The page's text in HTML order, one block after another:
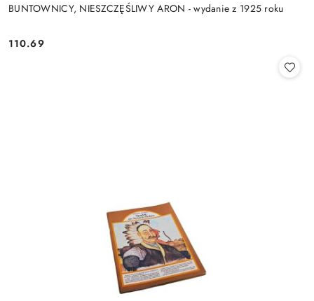
BUNTOWNICY, NIESZCZĘŚLIWY ARON - wydanie z 1925 roku
Cena:
110.69